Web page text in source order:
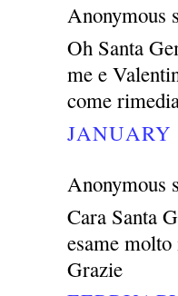
Anonymous
Oh Santa
me e
come
JANUARY
Anonymous
Cara Santa
esame
Grazie